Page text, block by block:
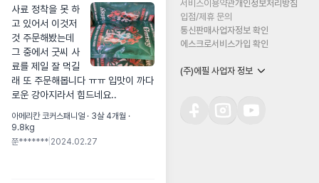
사료 정착을 못 하
고 있어서 이것저
것 주문해봤는데
그 중에서 굿씨 사
료를 제일 잘 먹길
래 또 주문해봅니다 ㅠㅠ 입맛이 까다
로운 강아지라서 힘드네요..
아메리칸 코커스패니얼 · 3살 4개월 ·
9.8kg
쭌******* 2024.02.27
서비스이용약관개인정보처리방침
입점/제휴 문의
통신판매사업자정보 확인
에스크로서비스가입 확인
(주)에필 사업자 정보